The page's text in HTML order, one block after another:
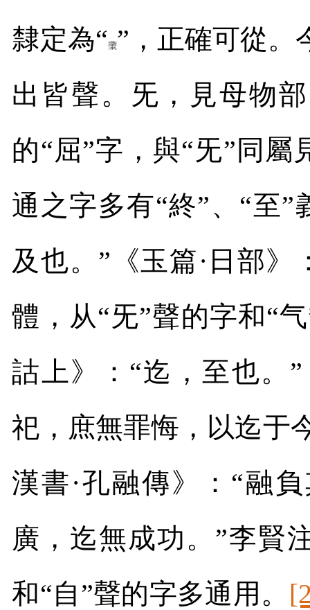
隸定為“ ”，正確可從。
出皆聲。旡，見母物
的“屈”字，與“旡”同
通之字多有“終”、“至”
及也。”《玉篇·日部》
體，从“旡”聲的字和“
詁上》：“迄，至也。
祀，庶無罪悔，以迄于
漢書·孔融傳》：“融
廣，迄無成功。”李賢
和“自”聲的字多通用。